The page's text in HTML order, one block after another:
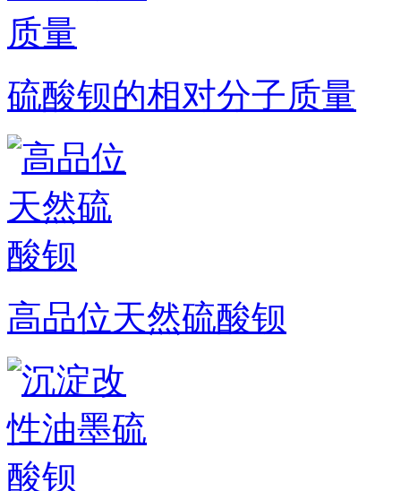
硫酸钡的相对分子质量
高品位天然硫酸钡